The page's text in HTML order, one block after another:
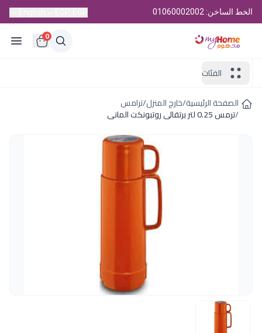
الخط الساخن: 01060002002
0
الفئات
الصفحة الرئيسية/خارج المنزل/ترامس
/ترمس 0.25 لتر برتقالى روتبونكت المانى